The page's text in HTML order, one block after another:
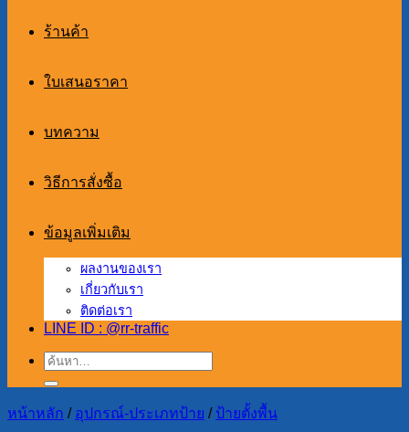
ร้านค้า
ใบเสนอราคา
บทความ
วิธีการสั่งซื้อ
ข้อมูลเพิ่มเติม
ผลงานของเรา
เกี่ยวกับเรา
ติดต่อเรา
LINE ID : @rr-traffic
ค้นหา:
หน้าหลัก / อุปกรณ์-ประเภทป้าย / ป้ายตั้งพื้น